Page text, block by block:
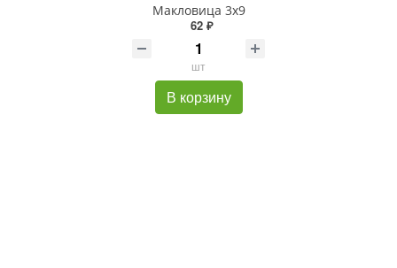
Макловица 3х9
62 ₽
шт
В корзину